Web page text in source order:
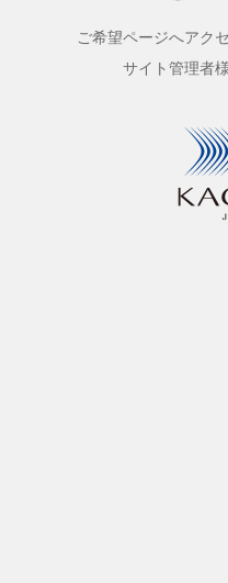
ご希望ページへアク
サイト管理者